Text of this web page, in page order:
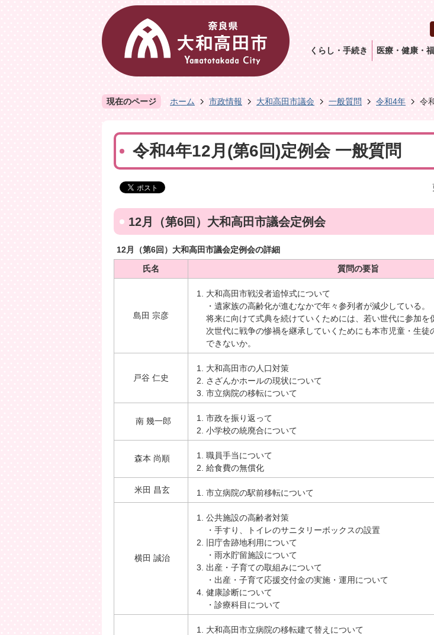
くらし・手続き 医療・健康・
現在のページ ホーム 市政情報 大和高田市議会 一般質問 令和4年 令
令和4年12月(第6回)定例会 一般質問
12月（第6回）大和高田市議会定例会
12月（第6回）大和高田市議会定例会の詳細
氏名
質問の要旨
島田 宗彦
大和高田市戦没者追悼式について
・遺家族の高齢化が進むなかで年々参列者が減少している。
将来に向けて式典を続けていくためには、若い世代に参加を
次世代に戦争の惨禍を継承していくためにも本市児童・生徒
できないか。
戸谷 仁史
大和高田市の人口対策
さざんかホールの現状について
市立病院の移転について
南 幾一郎
市政を振り返って
小学校の統廃合について
森本 尚順
職員手当について
給食費の無償化
米田 昌玄 市立病院の駅前移転について
横田 誠治
公共施設の高齢者対策
・手すり、トイレのサニタリーボックスの設置
旧庁舎跡地利用について
・雨水貯留施設について
出産・子育ての取組みについて
・出産・子育て応援交付金の実施・運用について
健康診断について
・診療科目について
大和高田市立病院の移転建て替えについて